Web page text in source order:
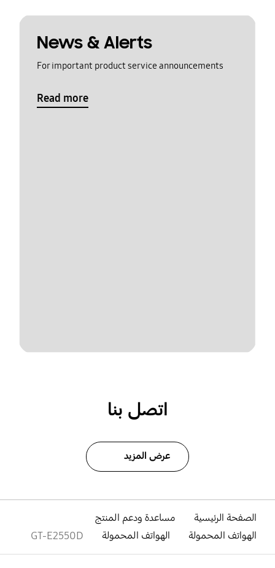
News & Alerts
For important product service announcements
Read more
اتصل بنا
عرض المزيد
الصفحة الرئيسية
مساعدة ودعم المنتج
الهواتف المحمولة
الهواتف المحمولة GT-E2550D